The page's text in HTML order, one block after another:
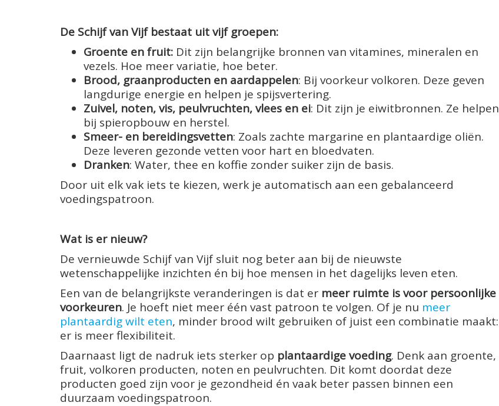
De Schijf van Vijf bestaat uit vijf groepen:
Groente en fruit: Dit zijn belangrijke bronnen van vitamines, mineralen en
vezels. Hoe meer variatie, hoe beter.
Brood, graanproducten en aardappelen: Bij voorkeur volkoren. Deze geven
langdurige energie en helpen je spijsvertering.
Zuivel, noten, vis, peulvruchten, vlees en ei: Dit zijn je eiwitbronnen. Ze helpen
bij spieropbouw en herstel.
Smeer- en bereidingsvetten: Zoals zachte margarine en plantaardige oliën.
Deze leveren gezonde vetten voor hart en bloedvaten.
Dranken: Water, thee en koffie zonder suiker zijn de basis.
Door uit elk vak iets te kiezen, werk je automatisch aan een gebalanceerd
voedingspatroon.
Wat is er nieuw?
De vernieuwde Schijf van Vijf sluit nog beter aan bij de nieuwste
wetenschappelijke inzichten én bij hoe mensen in het dagelijks leven eten.
Een van de belangrijkste veranderingen is dat er meer ruimte is voor persoonlijke
voorkeuren. Je hoeft niet meer één vast patroon te volgen. Of je nu meer
plantaardig wilt eten, minder brood wilt gebruiken of juist een combinatie maakt:
er is meer flexibiliteit.
Daarnaast ligt de nadruk iets sterker op plantaardige voeding. Denk aan groente,
fruit, volkoren producten, noten en peulvruchten. Dit komt doordat deze
producten goed zijn voor je gezondheid én vaak beter passen binnen een
duurzaam voedingspatroon.